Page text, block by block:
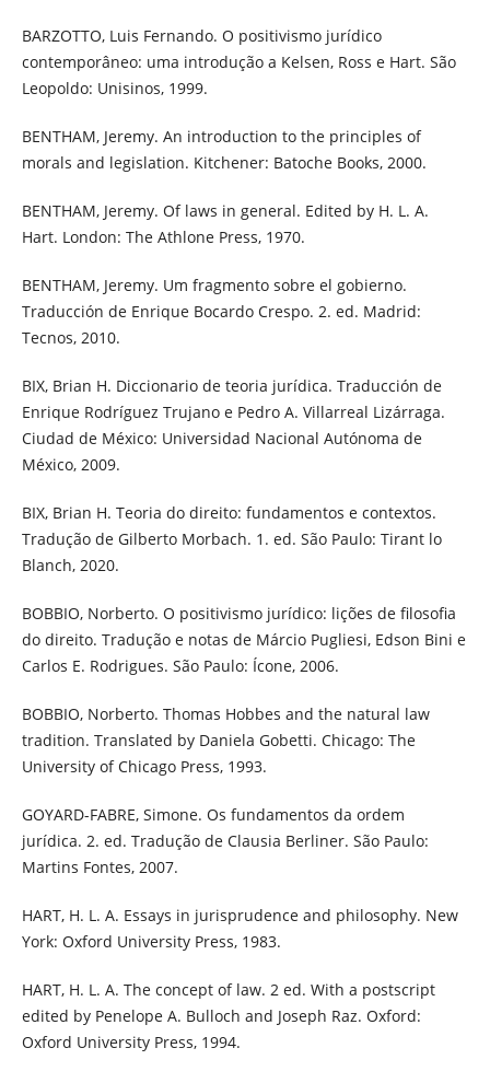
BARZOTTO, Luis Fernando. O positivismo jurídico
contemporâneo: uma introdução a Kelsen, Ross e Hart. São
Leopoldo: Unisinos, 1999.
BENTHAM, Jeremy. An introduction to the principles of
morals and legislation. Kitchener: Batoche Books, 2000.
BENTHAM, Jeremy. Of laws in general. Edited by H. L. A.
Hart. London: The Athlone Press, 1970.
BENTHAM, Jeremy. Um fragmento sobre el gobierno.
Traducción de Enrique Bocardo Crespo. 2. ed. Madrid:
Tecnos, 2010.
BIX, Brian H. Diccionario de teoria jurídica. Traducción de
Enrique Rodríguez Trujano e Pedro A. Villarreal Lizárraga.
Ciudad de México: Universidad Nacional Autónoma de
México, 2009.
BIX, Brian H. Teoria do direito: fundamentos e contextos.
Tradução de Gilberto Morbach. 1. ed. São Paulo: Tirant lo
Blanch, 2020.
BOBBIO, Norberto. O positivismo jurídico: lições de filosofia
do direito. Tradução e notas de Márcio Pugliesi, Edson Bini e
Carlos E. Rodrigues. São Paulo: Ícone, 2006.
BOBBIO, Norberto. Thomas Hobbes and the natural law
tradition. Translated by Daniela Gobetti. Chicago: The
University of Chicago Press, 1993.
GOYARD-FABRE, Simone. Os fundamentos da ordem
jurídica. 2. ed. Tradução de Clausia Berliner. São Paulo:
Martins Fontes, 2007.
HART, H. L. A. Essays in jurisprudence and philosophy. New
York: Oxford University Press, 1983.
HART, H. L. A. The concept of law. 2 ed. With a postscript
edited by Penelope A. Bulloch and Joseph Raz. Oxford:
Oxford University Press, 1994.